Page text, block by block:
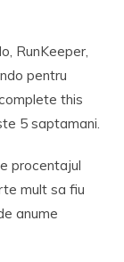
RunKeeper,
pentru
this
5 saptamani.
procentajul
mult sa fiu
anume